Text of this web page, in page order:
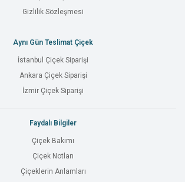
Gizlilik Sözleşmesi
Aynı Gün Teslimat Çiçek
İstanbul Çiçek Siparişi
Ankara Çiçek Siparişi
İzmir Çiçek Siparişi
Faydalı Bilgiler
Çiçek Bakımı
Çiçek Notları
Çiçeklerin Anlamları